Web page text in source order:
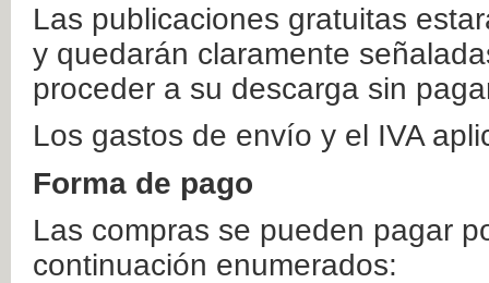
Las publicaciones gratuitas
y quedarán claramente
proceder a su descarga sin
Los gastos de envío y el IVA
Forma de pago
Las compras se pueden pagar
continuación enumerados: